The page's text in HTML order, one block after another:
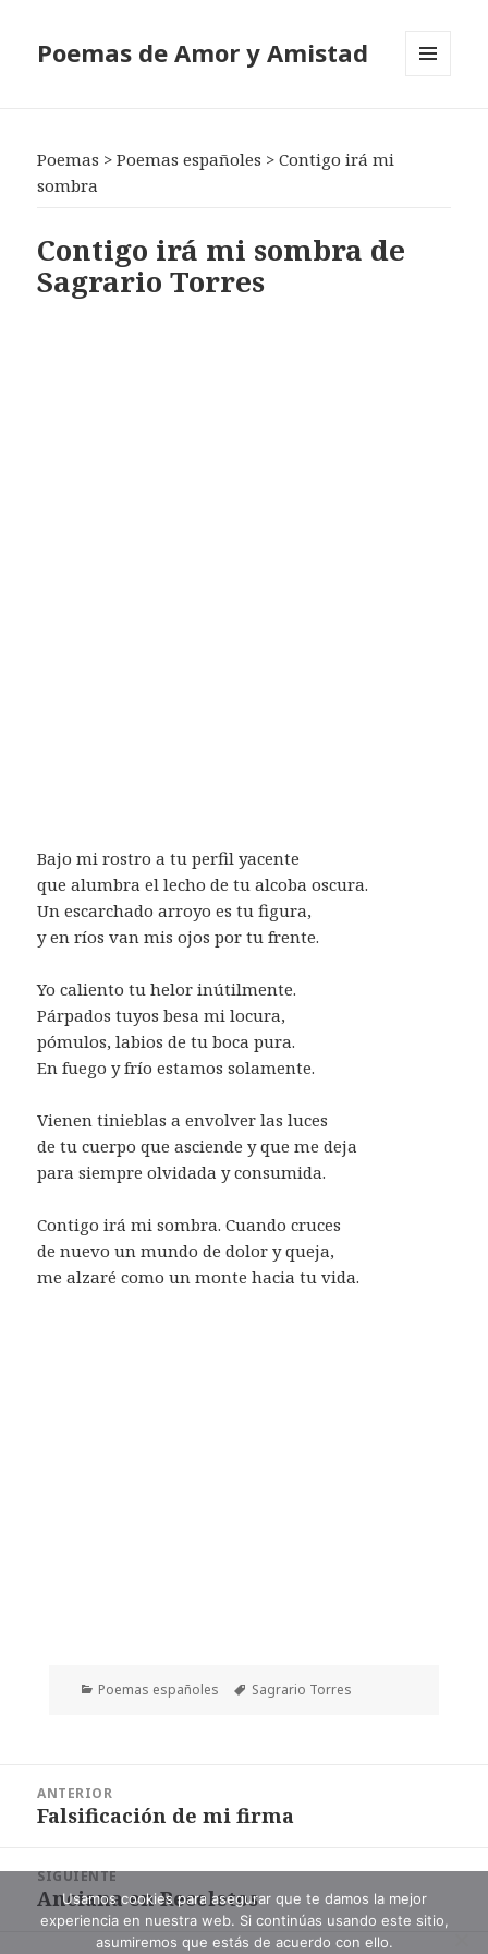
Poemas de Amor y Amistad
Poemas >Poemas españoles >Contigo irá mi
sombra
Contigo irá mi sombra de
Sagrario Torres
Bajo mi rostro a tu perfil yacente
que alumbra el lecho de tu alcoba oscura.
Un escarchado arroyo es tu figura,
y en ríos van mis ojos por tu frente.
Yo caliento tu helor inútilmente.
Párpados tuyos besa mi locura,
pómulos, labios de tu boca pura.
En fuego y frío estamos solamente.
Vienen tinieblas a envolver las luces
de tu cuerpo que asciende y que me deja
para siempre olvidada y consumida.
Contigo irá mi sombra. Cuando cruces
de nuevo un mundo de dolor y queja,
me alzaré como un monte hacia tu vida.
Categorías
Poemas españoles Etiquetas
Sagrario Torres
entradas
ANTERIOR
Entrada
Falsificación de mi firma
SIGUIENTE
Entrada
siguiente:
Anciana en Recoletos
Usamos cookies para asegurar que te damos la mejor
experiencia en nuestra web. Si continúas usando este sitio,
asumiremos que estás de acuerdo con ello.